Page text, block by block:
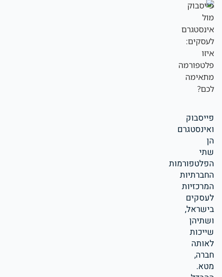
פייסבוק
ואינסטגרם
הן
שתי
הפלטפורמות
החברתיות
המרכזיות
לעסקים
בישראל,
ושתיהן
שייכות
לאותה
חברה,
מטא.